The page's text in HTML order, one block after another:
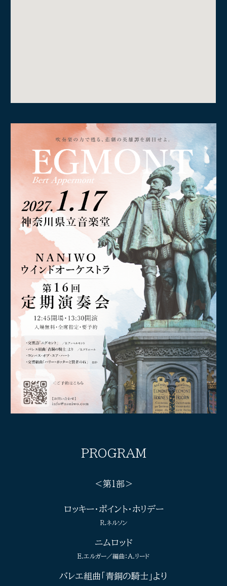
PROGRAM
＜第1部＞
ロッキー・ポイント・ホリデー
R.ネルソン
ニムロッド
E.エルガー／編曲：A.リード
バレエ組曲「青銅の騎士」より